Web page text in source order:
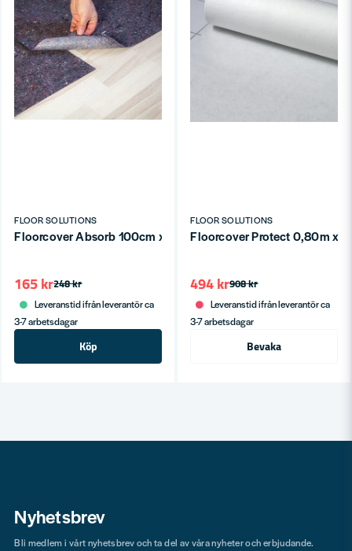
FLOOR SOLUTIONS
Floorcover Absorb 100cm x 10m
248 kr
165 kr
Leveranstid ifrån leverantör ca
3-7 arbetsdagar
Köp
FLOOR SOLUTIONS
Floorcover Protect 0,80m x
908 kr
494 kr
Leveranstid ifrån leverantör ca
3-7 arbetsdagar
Bevaka
Nyhetsbrev
Bli medlem i vårt nyhetsbrev och ta del av våra nyheter och erbjudande.